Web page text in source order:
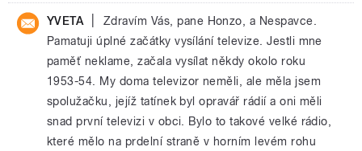
YVETA
Zdravím Vás, pane Honzo, a Nespavce.
Pamatuji úplné začátky vysílání televize. Jestli mne
paměť neklame, začala vysílat někdy okolo roku
1953-54. My doma televizor neměli, ale měla jsem
spolužačku, jejíž tatínek byl opravář rádií a oni měli
snad první televizi v obci. Bylo to takové velké rádio,
které mělo na prdelní straně v horním levém rohu